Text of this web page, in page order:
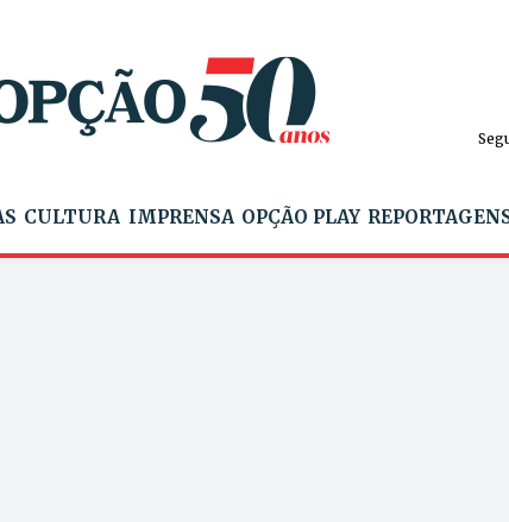
CULTURA IMPRENSA OPÇÃO PLAY